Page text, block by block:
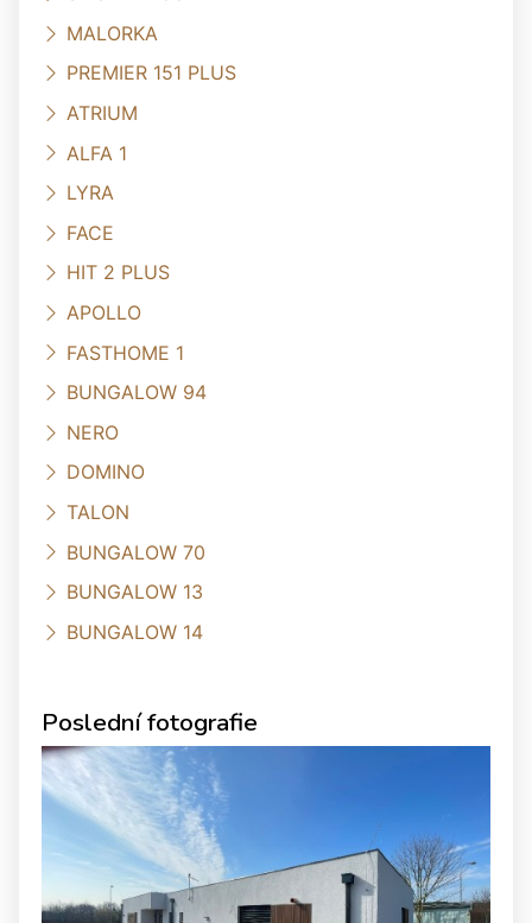
MALORKA
PREMIER 151 PLUS
ATRIUM
ALFA 1
LYRA
FACE
HIT 2 PLUS
APOLLO
FASTHOME 1
BUNGALOW 94
NERO
DOMINO
TALON
BUNGALOW 70
BUNGALOW 13
BUNGALOW 14
Poslední fotografie